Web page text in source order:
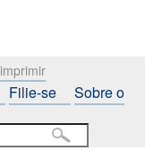
imprimir
Filie-se
Sobre o